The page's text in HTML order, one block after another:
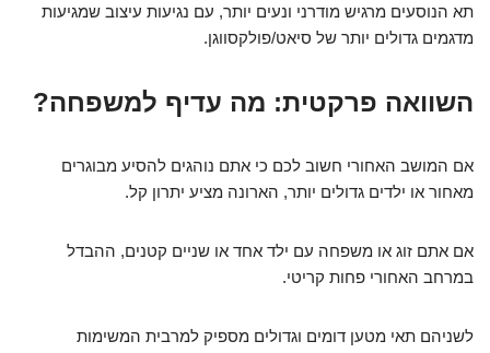
תא הנוסעים מרגיש מודרני ונעים יותר, עם נגיעות עיצוב שמגיעות
מדגמים גדולים יותר של סיאט/פולקסווגן.
השוואה פרקטית: מה עדיף למשפחה?
אם המושב האחורי חשוב לכם כי אתם נוהגים להסיע מבוגרים
מאחור או ילדים גדולים יותר, הארונה מציע יתרון קל.
אם אתם זוג או משפחה עם ילד אחד או שניים קטנים, ההבדל
במרחב האחורי פחות קריטי.
לשניהם תאי מטען דומים וגדולים מספיק למרבית המשימות